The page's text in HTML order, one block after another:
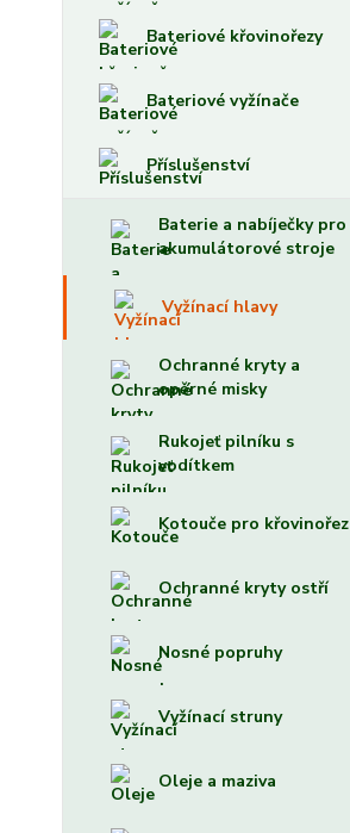
Bateriové křovinořezy
Bateriové vyžínače
Příslušenství
Baterie a nabíječky pro
akumulátorové stroje
Vyžínací hlavy
Ochranné kryty a
opěrné misky
Rukojeť pilníku s
vodítkem
Kotouče pro křovinořez
Ochranné kryty ostří
Nosné popruhy
Vyžínací struny
Oleje a maziva